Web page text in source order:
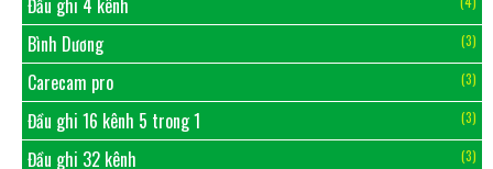
Đầu ghi 4 kênh
Bình Dương (3)
Carecam pro (3)
Đầu ghi 16 kênh 5 trong 1 (3)
Đầu ghi 32 kênh (3)